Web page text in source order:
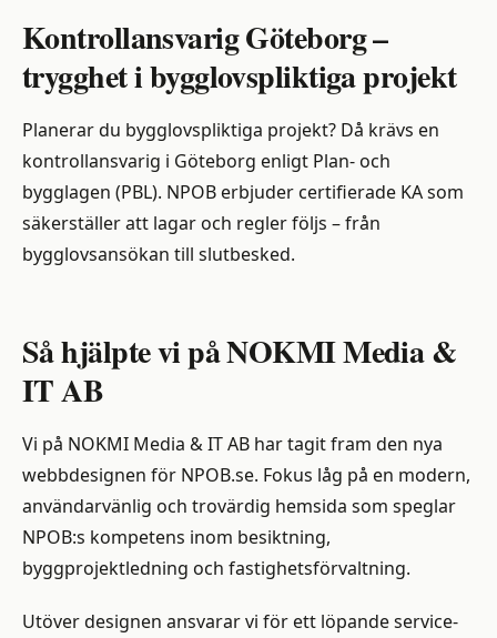
Kontrollansvarig Göteborg –
trygghet i bygglovspliktiga projekt
Planerar du bygglovspliktiga projekt? Då krävs en
kontrollansvarig i Göteborg enligt Plan- och
bygglagen (PBL). NPOB erbjuder certifierade KA som
säkerställer att lagar och regler följs – från
bygglovsansökan till slutbesked.
Så hjälpte vi på NOKMI Media &
IT AB
Vi på NOKMI Media & IT AB har tagit fram den nya
webbdesignen för NPOB.se. Fokus låg på en modern,
användarvänlig och trovärdig hemsida som speglar
NPOB:s kompetens inom besiktning,
byggprojektledning och fastighetsförvaltning.
Utöver designen ansvarar vi för ett löpande service-